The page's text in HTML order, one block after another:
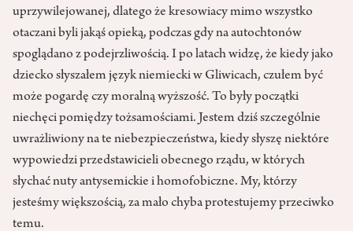
uprzywilejowanej, dlatego że kresowiacy mimo wszystko
otaczani byli jakąś opieką, podczas gdy na autochtonów
spoglądano z podejrzliwością. I po latach widzę, że kiedy jako
dziecko słyszałem język niemiecki w Gliwicach, czułem być
może pogardę czy moralną wyższość. To były początki
niechęci pomiędzy tożsamościami. Jestem dziś szczególnie
uwrażliwiony na te niebezpieczeństwa, kiedy słyszę niektóre
wypowiedzi przedstawicieli obecnego rządu, w których
słychać nuty antysemickie i homofobiczne. My, którzy
jesteśmy większością, za mało chyba protestujemy przeciwko
temu.